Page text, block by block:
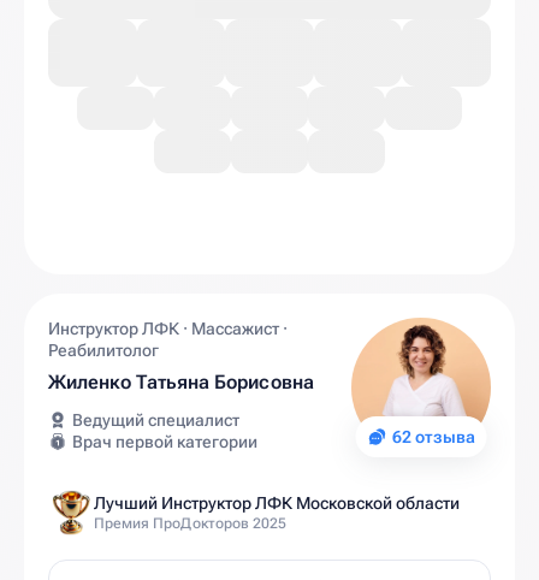
62 отзыва
Инструктор ЛФК · Массажист ·
Реабилитолог
Жиленко Татьяна Борисовна
Ведущий специалист
Врач первой категории
Лучший Инструктор ЛФК Московской области
Премия ПроДокторов 2025